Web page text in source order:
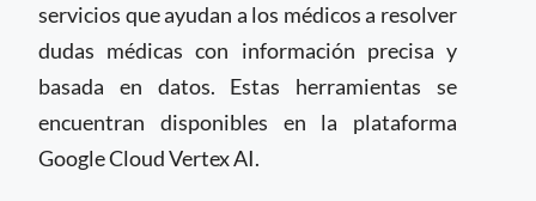
servicios que ayudan a los médicos a resolver
dudas médicas con información precisa y
basada en datos. Estas herramientas se
encuentran disponibles en la plataforma
Google Cloud Vertex AI.